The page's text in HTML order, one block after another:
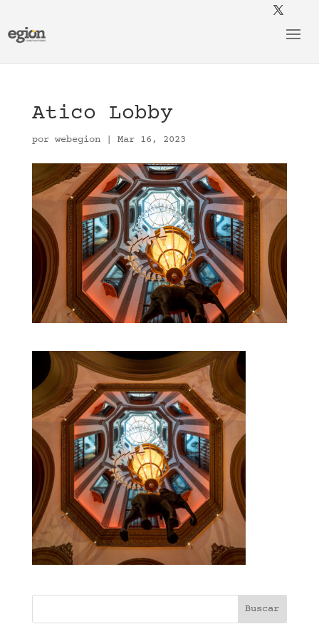
Atico Lobby
por webegion| Mar 16, 2023